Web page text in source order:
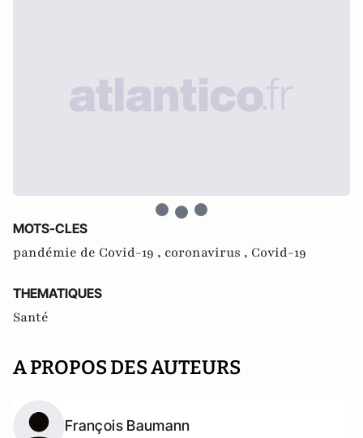
MOTS-CLES
pandémie de Covid-19 , coronavirus , Covid-19
THEMATIQUES
Santé
A PROPOS DES AUTEURS
François Baumann